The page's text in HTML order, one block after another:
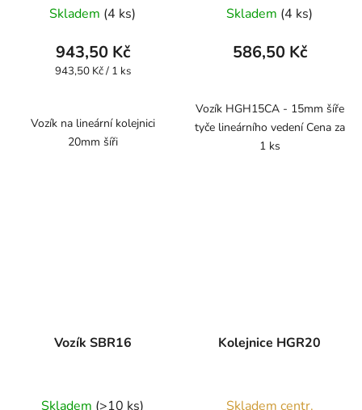
Skladem (4 ks)
943,50 Kč
Měrná
943,50 Kč / 1 ks
Vozík na lineární kolejnici
20mm šíři
Skladem (4 ks)
586,50 Kč
Vozík HGH15CA - 15mm šíře
tyče lineárního vedení Cena za
1 ks
Vozík SBR16
Skladem (>10 ks)
Kolejnice HGR20
Skladem centr.